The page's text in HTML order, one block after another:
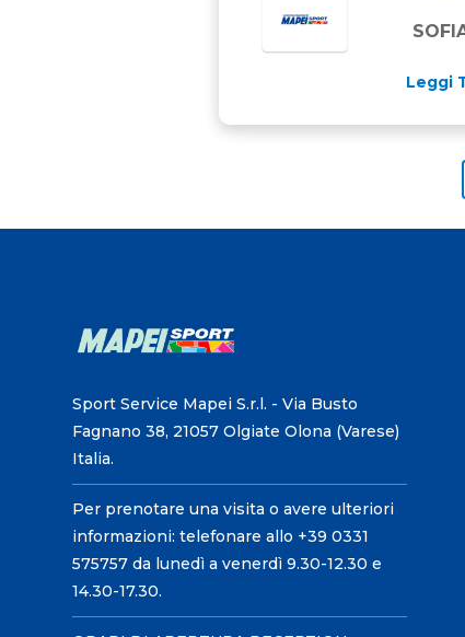
Leggi
Sport Service Mapei S.r.l. - Via Busto
Fagnano 38, 21057 Olgiate Olona (Varese)
Italia.
Per prenotare una visita o avere ulteriori
informazioni: telefonare allo +39 0331
575757 da lunedì a venerdì 9.30-12.30 e
14.30-17.30.